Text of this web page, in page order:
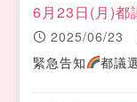
6月23日(月)都
2025/06/23
緊急告知
都議